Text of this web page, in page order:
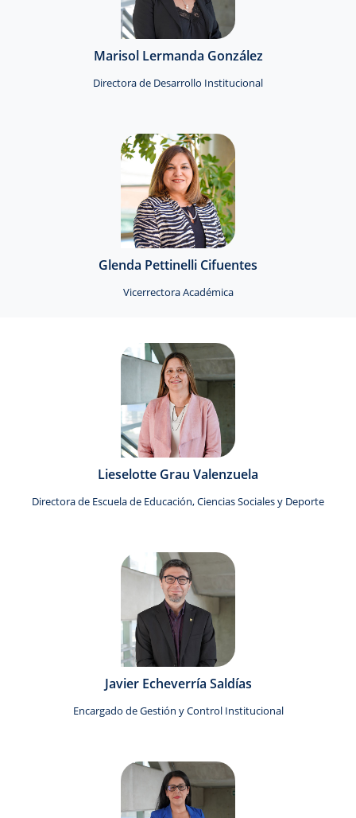
Marisol Lermanda González
Directora de Desarrollo Institucional
Glenda Pettinelli Cifuentes
Vicerrectora Académica
Lieselotte Grau Valenzuela
Directora de Escuela de Educación, Ciencias Sociales y Deporte
Javier Echeverría Saldías
Encargado de Gestión y Control Institucional